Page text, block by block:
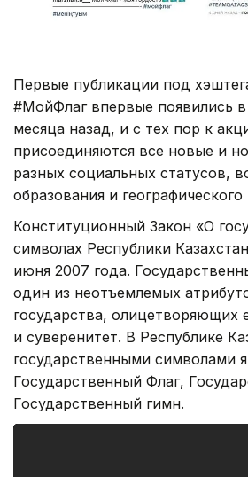
Первые публикации под
#МойФлаг впервые появились в
месяца назад, и с тех пор к
присоединяются все новые и
разных социальных статусов,
образования и
Конституционный Закон «О
символах Республики
июня 2007 года.
один из неотъемлемых
государства, олицетворяющих
и суверенитет. В Республике
государственными символами
Государственный Флаг,
Государственный гимн.